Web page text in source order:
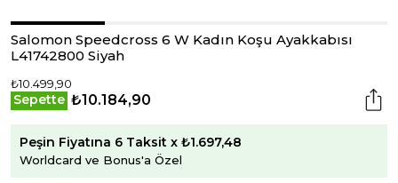
Salomon Speedcross 6 W Kadın Koşu Ayakkabısı
L41742800 Siyah
₺10.499,90
Sepette ₺10.184,90
Peşin Fiyatına 6 Taksit x ₺1.697,48
Worldcard ve Bonus'a Özel